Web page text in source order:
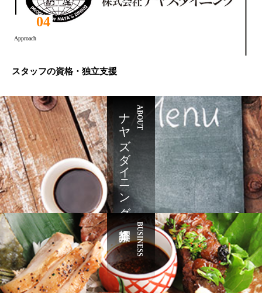
Approach
04
スタッフの資格・独立支援
ABOUT
ナヤズダイニング
BUSINESS